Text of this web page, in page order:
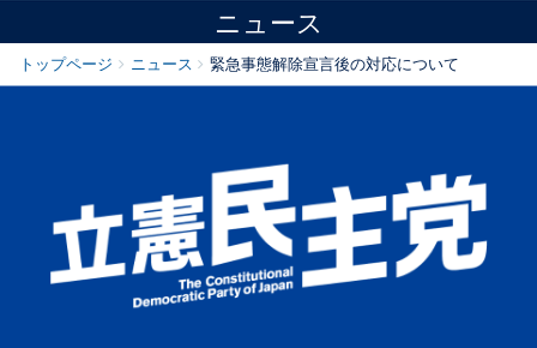
ニュース
トップページ ニュース 緊急事態解除宣言後の対応について